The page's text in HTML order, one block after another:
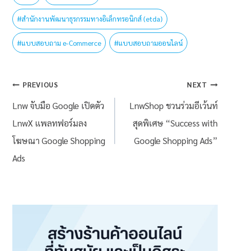
#สำนักงานพัฒนาธุรกรรมทางอิเล็กทรอนิกส์ (etda)
#แบบสอบถาม e-Commerce #แบบสอบถามออนไลน์
PREVIOUS
Lnw จับมือ Google เปิดตัว
LnwX แพลทฟอร์มลง
โฆษณา Google Shopping
Ads
NEXT
LnwShop ชวนร่วมอีเว้นท์
สุดพิเศษ “Success with
Google Shopping Ads”